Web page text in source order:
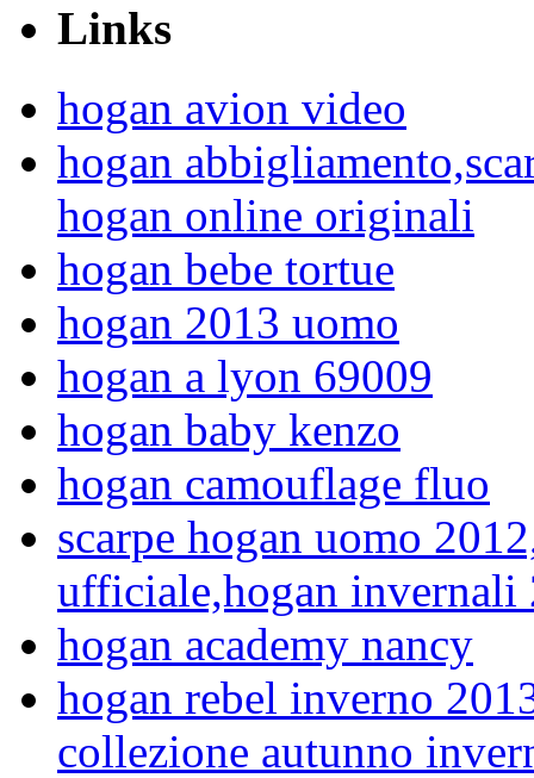
Links
hogan avion video
hogan
hogan online originali
hogan bebe tortue
hogan 2013 uomo
hogan a lyon 69009
hogan baby kenzo
hogan camouflage fluo
scarpe hogan uomo
ufficiale,hogan invernali
hogan academy nancy
hogan rebel inverno
collezione autunno